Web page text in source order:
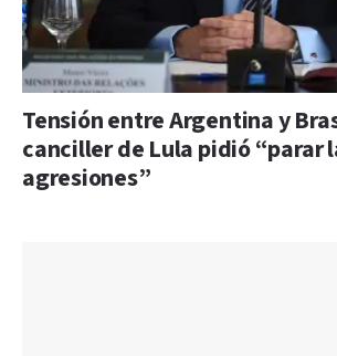
Tensión entre Argentina y
canciller de Lula pidió “parar
agresiones”